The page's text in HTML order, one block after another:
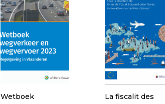
Wetboek
La fiscalit des